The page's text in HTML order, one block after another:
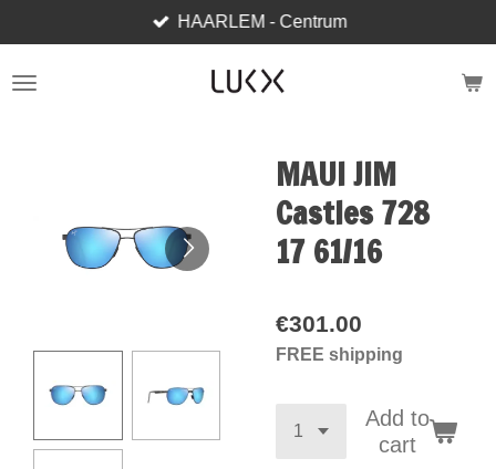
to
main
HAARLEM - Centrum
MAUI JIM
Castles 728
17 61/16
€301.00
FREE shipping
Add to
cart